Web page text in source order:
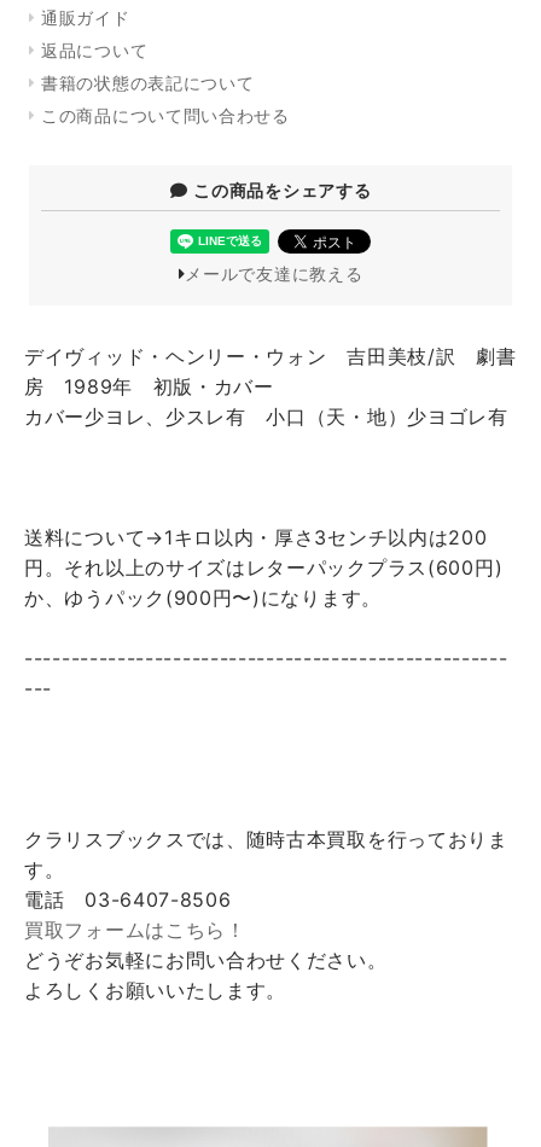
通販ガイド
返品について
書籍の状態の表記について
この商品について問い合わせる
この商品をシェアする
メールで友達に教える
デイヴィッド・ヘンリー・ウォン 吉田美枝/訳 劇書
房 1989年 初版・カバー
カバー少ヨレ、少スレ有 小口（天・地）少ヨゴレ有
送料について→1キロ以内・厚さ3センチ以内は200
円。それ以上のサイズはレターパックプラス(600円)
か、ゆうパック(900円〜)になります。
----------------------------------------------------
---
クラリスブックスでは、随時古本買取を行っておりま
す。
電話 03-6407-8506
買取フォームはこちら！
どうぞお気軽にお問い合わせください。
よろしくお願いいたします。